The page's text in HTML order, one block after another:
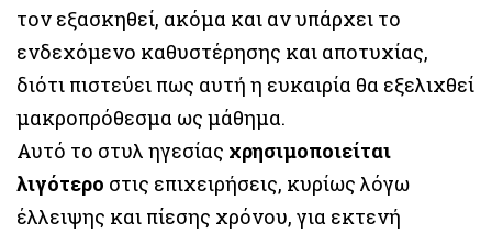
τον εξασκηθεί, ακόμα και αν υπάρχει το
ενδεχόμενο καθυστέρησης και αποτυχίας,
διότι πιστεύει πως αυτή η ευκαιρία θα εξελιχθεί
μακροπρόθεσμα ως μάθημα.
Αυτό το στυλ ηγεσίας χρησιμοποιείται
λιγότερο στις επιχειρήσεις, κυρίως λόγω
έλλειψης και πίεσης χρόνου, για εκτενή